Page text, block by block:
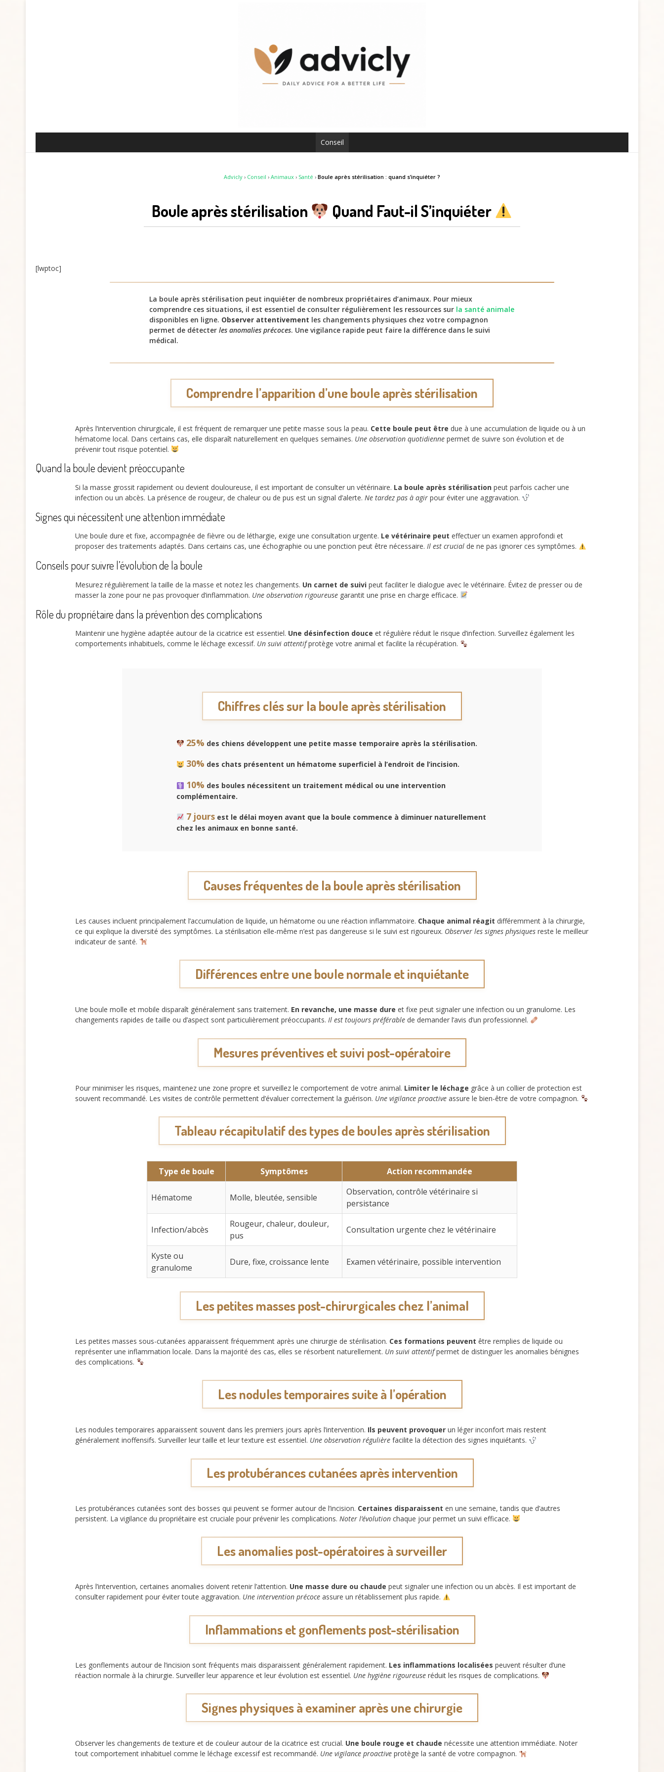
Conseil
Advicly › Conseil › Animaux › Santé › Boule après stérilisation : quand s’inquiéter ?
Boule après stérilisation Quand Faut-il S’inquiéter
[lwptoc]
La boule après stérilisation peut inquiéter de nombreux propriétaires d’animaux. Pour mieux
comprendre ces situations, il est essentiel de consulter régulièrement les ressources sur la santé animale
disponibles en ligne. Observer attentivement les changements physiques chez votre compagnon
permet de détecter les anomalies précoces. Une vigilance rapide peut faire la différence dans le suivi
médical.
Comprendre l’apparition d’une boule après stérilisation
Après l’intervention chirurgicale, il est fréquent de remarquer une petite masse sous la peau. Cette boule peut être due à une accumulation de liquide ou à un
hématome local. Dans certains cas, elle disparaît naturellement en quelques semaines. Une observation quotidienne permet de suivre son évolution et de
prévenir tout risque potentiel.
Quand la boule devient préoccupante
Si la masse grossit rapidement ou devient douloureuse, il est important de consulter un vétérinaire. La boule après stérilisation peut parfois cacher une
infection ou un abcès. La présence de rougeur, de chaleur ou de pus est un signal d’alerte. Ne tardez pas à agir pour éviter une aggravation.
Signes qui nécessitent une attention immédiate
Une boule dure et fixe, accompagnée de fièvre ou de léthargie, exige une consultation urgente. Le vétérinaire peut effectuer un examen approfondi et
proposer des traitements adaptés. Dans certains cas, une échographie ou une ponction peut être nécessaire. Il est crucial de ne pas ignorer ces symptômes.
Conseils pour suivre l’évolution de la boule
Mesurez régulièrement la taille de la masse et notez les changements. Un carnet de suivi peut faciliter le dialogue avec le vétérinaire. Évitez de presser ou de
masser la zone pour ne pas provoquer d’inflammation. Une observation rigoureuse garantit une prise en charge efficace.
Rôle du propriétaire dans la prévention des complications
Maintenir une hygiène adaptée autour de la cicatrice est essentiel. Une désinfection douce et régulière réduit le risque d’infection. Surveillez également les
comportements inhabituels, comme le léchage excessif. Un suivi attentifprotège votre animal et facilite la récupération.
Chiffres clés sur la boule après stérilisation
25% des chiens développent une petite masse temporaire après la stérilisation.
30% des chats présentent un hématome superficiel à l’endroit de l’incision.
10% des boules nécessitent un traitement médical ou une intervention
complémentaire.
7 joursest le délai moyen avant que la boule commence à diminuer naturellement
chez les animaux en bonne santé.
Causes fréquentes de la boule après stérilisation
Les causes incluent principalement l’accumulation de liquide, un hématome ou une réaction inflammatoire. Chaque animal réagit différemment à la chirurgie,
ce qui explique la diversité des symptômes. La stérilisation elle-même n’est pas dangereuse si le suivi est rigoureux. Observer les signes physiques reste le meilleur
indicateur de santé.
Différences entre une boule normale et inquiétante
Une boule molle et mobile disparaît généralement sans traitement. En revanche, une masse dure et fixe peut signaler une infection ou un granulome. Les
changements rapides de taille ou d’aspect sont particulièrement préoccupants. Il est toujours préférable de demander l’avis d’un professionnel.
Mesures préventives et suivi post-opératoire
Pour minimiser les risques, maintenez une zone propre et surveillez le comportement de votre animal. Limiter le léchage grâce à un collier de protection est
souvent recommandé. Les visites de contrôle permettent d’évaluer correctement la guérison. Une vigilance proactive assure le bien-être de votre compagnon.
Tableau récapitulatif des types de boules après stérilisation
Type de boule Symptômes Action recommandée
Hématome Molle, bleutée, sensible
Observation, contrôle vétérinaire si
persistance
Infection/abcès
Rougeur, chaleur, douleur,
pus
Consultation urgente chez le vétérinaire
Kyste ou
granulome
Dure, fixe, croissance lente Examen vétérinaire, possible intervention
Les petites masses post-chirurgicales chez l’animal
Les petites masses sous-cutanées apparaissent fréquemment après une chirurgie de stérilisation. Ces formations peuvent être remplies de liquide ou
représenter une inflammation locale. Dans la majorité des cas, elles se résorbent naturellement. Un suivi attentifpermet de distinguer les anomalies bénignes
des complications.
Les nodules temporaires suite à l’opération
Les nodules temporaires apparaissent souvent dans les premiers jours après l’intervention. Ils peuvent provoquer un léger inconfort mais restent
généralement inoffensifs. Surveiller leur taille et leur texture est essentiel. Une observation régulière facilite la détection des signes inquiétants.
Les protubérances cutanées après intervention
Les protubérances cutanées sont des bosses qui peuvent se former autour de l’incision. Certaines disparaissent en une semaine, tandis que d’autres
persistent. La vigilance du propriétaire est cruciale pour prévenir les complications. Noter l’évolution chaque jour permet un suivi efficace.
Les anomalies post-opératoires à surveiller
Après l’intervention, certaines anomalies doivent retenir l’attention. Une masse dure ou chaude peut signaler une infection ou un abcès. Il est important de
consulter rapidement pour éviter toute aggravation. Une intervention précoce assure un rétablissement plus rapide.
Inflammations et gonflements post-stérilisation
Les gonflements autour de l’incision sont fréquents mais disparaissent généralement rapidement. Les inflammations localisées peuvent résulter d’une
réaction normale à la chirurgie. Surveiller leur apparence et leur évolution est essentiel. Une hygiène rigoureuse réduit les risques de complications.
Signes physiques à examiner après une chirurgie
Observer les changements de texture et de couleur autour de la cicatrice est crucial. Une boule rouge et chaude nécessite une attention immédiate. Noter
tout comportement inhabituel comme le léchage excessif est recommandé. Une vigilance proactive protège la santé de votre compagnon.